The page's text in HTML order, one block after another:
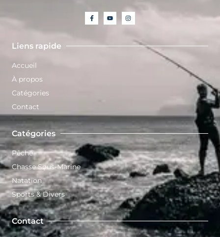
Liens rapide
Accueil
À propos
Catégories
Contact
Catégories
Pêche
Chasse Sous-Marine
Natation
Sports & Divers
Contact